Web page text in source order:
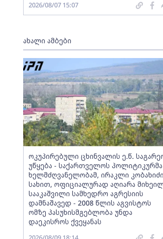
2026/08/07 15:07
ახალი ამბები
ოკუპირებული ცხინვალის ე.წ.
უწყება - საქართველოს პოლიტიკურმა
ხელმძღვანელობამ, ირაკლი
სახით, ოფიციალურად აღიარა
სააკაშვილი სამხედრო აგრესიის
დამნაშავედ - 2008 წლის აგვისტოს
ომზე პასუხისმგებლობა უნდა
დაეკისროს ქვეყანას